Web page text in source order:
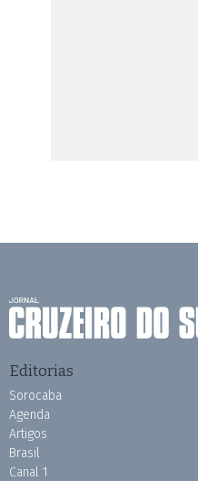
Editorias
Sorocaba
Agenda
Artigos
Brasil
Canal 1